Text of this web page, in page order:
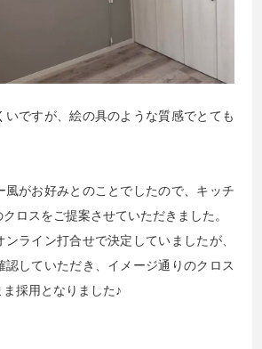
いですが、絵の具のような質感でとても
風がお好みとのことでしたので、キッチ
ロスをご提案させていただきました。
ライン打合せで決定していましたが、
認していただき、イメージ通りのクロス
採用となりました♪